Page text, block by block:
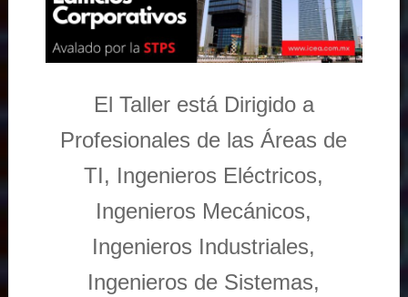
El Taller está Dirigido a
Profesionales de las Áreas de
TI, Ingenieros Eléctricos,
Ingenieros Mecánicos,
Ingenieros Industriales,
Ingenieros de Sistemas,